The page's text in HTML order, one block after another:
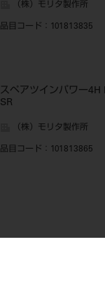
（株）モリタ製作所
品目コード ：101813835
スペアツインパワー4H
SR
（株）モリタ製作所
品目コード ：101813865